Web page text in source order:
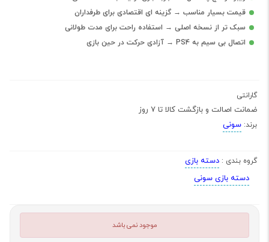
قیمت بسیار مناسب → گزینه ای اقتصادی برای طرفداران
سبک تر از نسخه اصلی → استفاده راحت برای مدت طولانی
اتصال بی سیم به PS4 → آزادی حرکت در حین بازی
گارانتی
ضمانت اصالت و بازگشت کالا تا 7 روز
برند: سونی
گروه بندی : دسته بازی
دسته بازی سونی
موجود نمی باشد